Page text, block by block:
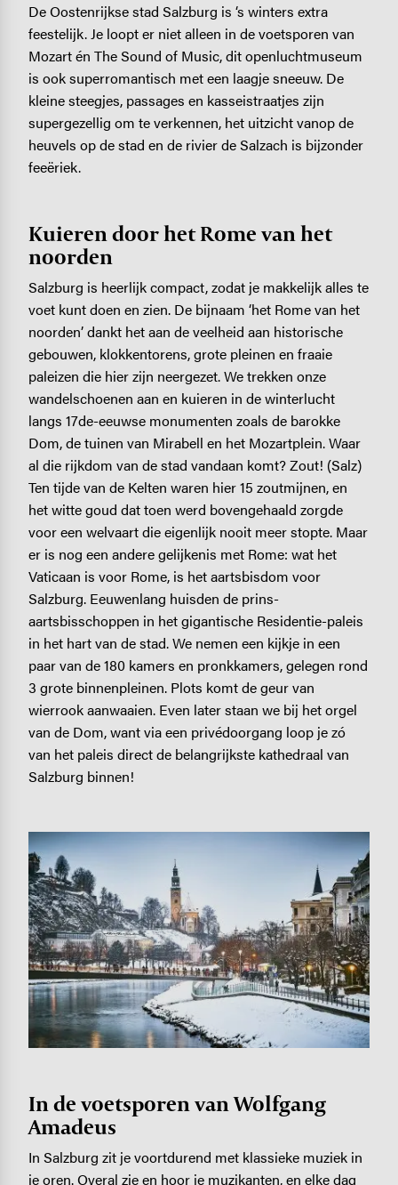
De Oostenrijkse stad Salzburg is ‘s winters extra
feestelijk. Je loopt er niet alleen in de voetsporen van
Mozart én The Sound of Music, dit openluchtmuseum
is ook superromantisch met een laagje sneeuw. De
kleine steegjes, passages en kasseistraatjes zijn
supergezellig om te verkennen, het uitzicht vanop de
heuvels op de stad en de rivier de Salzach is bijzonder
feeëriek.
Kuieren door het Rome van het
noorden
Salzburg is heerlijk compact, zodat je makkelijk alles te
voet kunt doen en zien. De bijnaam ‘het Rome van het
noorden’ dankt het aan de veelheid aan historische
gebouwen, klokkentorens, grote pleinen en fraaie
paleizen die hier zijn neergezet. We trekken onze
wandelschoenen aan en kuieren in de winterlucht
langs 17de-eeuwse monumenten zoals de barokke
Dom, de tuinen van Mirabell en het Mozartplein. Waar
al die rijkdom van de stad vandaan komt? Zout! (Salz)
Ten tijde van de Kelten waren hier 15 zoutmijnen, en
het witte goud dat toen werd bovengehaald zorgde
voor een welvaart die eigenlijk nooit meer stopte. Maar
er is nog een andere gelijkenis met Rome: wat het
Vaticaan is voor Rome, is het aartsbisdom voor
Salzburg. Eeuwenlang huisden de prins-
aartsbisschoppen in het gigantische Residentie-paleis
in het hart van de stad. We nemen een kijkje in een
paar van de 180 kamers en pronkkamers, gelegen rond
3 grote binnenpleinen. Plots komt de geur van
wierrook aanwaaien. Even later staan we bij het orgel
van de Dom, want via een privédoorgang loop je zó
van het paleis direct de belangrijkste kathedraal van
Salzburg binnen!
Image
In de voetsporen van Wolfgang
Amadeus
In Salzburg zit je voortdurend met klassieke muziek in
je oren. Overal zie en hoor je muzikanten, en elke dag